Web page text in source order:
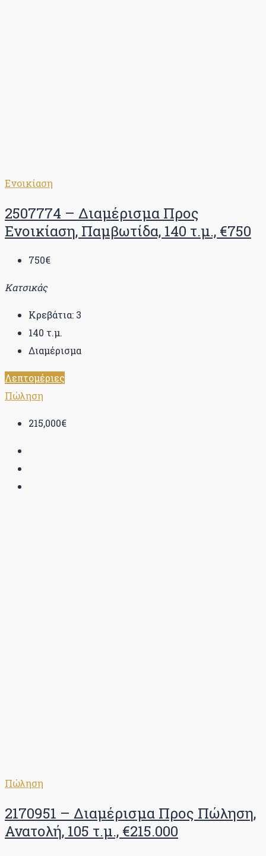
Ενοικίαση
2507774 – Διαμέρισμα Προς
Ενοικίαση, Παμβωτίδα, 140 τ.μ., €750
750€
Κατσικάς
Κρεβάτια: 3
140 τ.μ.
Διαμέρισμα
Λεπτομέριες
Πώληση
215,000€
Πώληση
2170951 – Διαμέρισμα Προς Πώληση,
Ανατολή, 105 τ.μ., €215.000